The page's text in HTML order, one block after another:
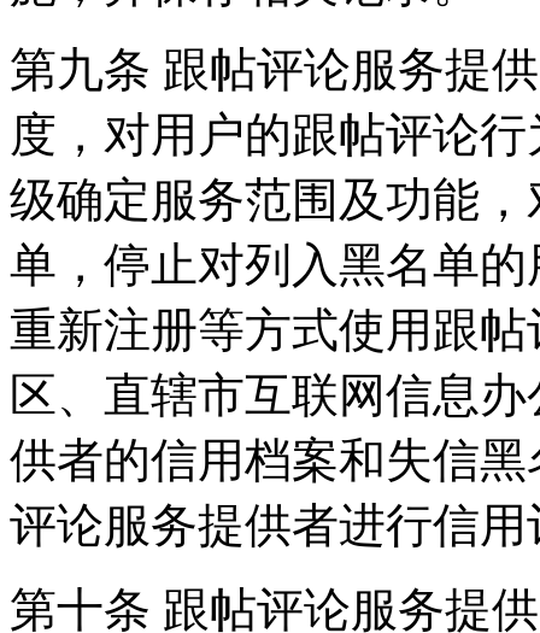
第九条 跟帖评论服务提
度，对用户的跟帖评论
级确定服务范围及功能
单，停止对列入黑名单
重新注册等方式使用跟
区、直辖市互联网信息
供者的信用档案和失信
评论服务提供者进行信用
第十条 跟帖评论服务提